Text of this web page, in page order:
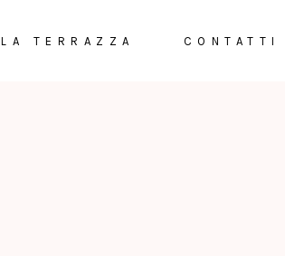
LA TERRAZZA CONTATTI